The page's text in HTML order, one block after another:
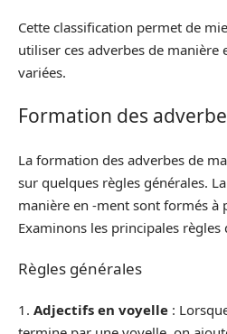
Cette classification permet de
utiliser ces adverbes de manière
variées.
Formation des
La formation des adverbes de
sur quelques règles générales.
manière en -ment sont formés à
Examinons les principales
Règles générales
1. Adjectifs en voyelle :